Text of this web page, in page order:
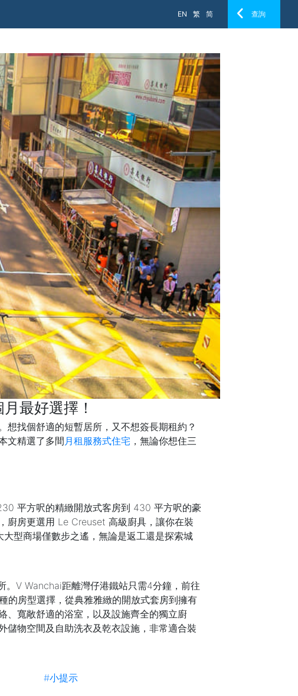
EN 繁 简 查詢
最好選擇！
找個舒適的短暫居所，又不想簽長期租約？
文精選了多間月租服務式住宅 ，無論你想住三
平方呎的精緻開放式客房到 430 平方呎的豪
廚房更選用 Le Creuset 高級廚具，讓你在裝
型商場僅數步之遙，無論是返工還是探索城
。V Wanchai距離灣仔港鐵站只需4分鐘，前往
的房型選擇，從典雅雅緻的開放式套房到擁有
、寬敞舒適的浴室，以及設施齊全的獨立廚
儲物空間及自助洗衣及乾衣設施，非常適合裝
#小提示